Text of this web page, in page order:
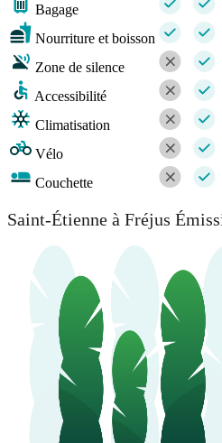
Bagage
Nourriture et boisson
Zone de silence
Accessibilité
Climatisation
Vélo
Couchette
Saint-Étienne à Fréjus